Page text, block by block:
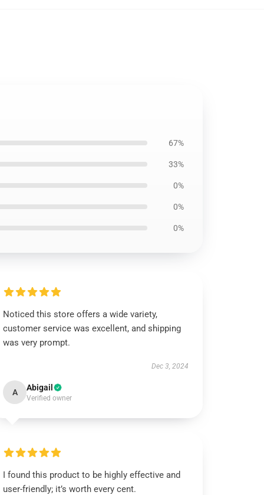
67%
33%
0%
0%
0%
Noticed this store offers a wide variety,
customer service was excellent, and shipping
was very prompt.
Dec 3, 2024
A Abigail
Verified owner
I found this product to be highly effective and
user-friendly; it’s worth every cent.